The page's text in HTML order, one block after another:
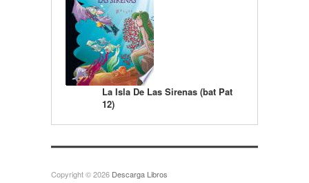
La Isla De Las Sirenas (bat Pat
12)
Copyright © 2026 Descarga Libros